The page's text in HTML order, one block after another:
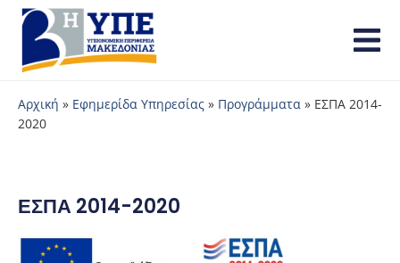
Αρχική » Εφημερίδα Υπηρεσίας » Προγράμματα » ΕΣΠΑ 2014-
2020
ΕΣΠΑ 2014-2020